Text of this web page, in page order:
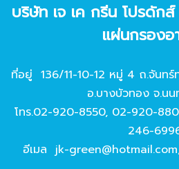
บริษัท เจ เค กรีน โปรดัก
แผ่นกรองอ
ที่อยู่ 136/11-10-12 หมู่ 4 ถ.จันท
อ.บางบัวทอง จ.นน
โทร.02-920-8550, 02-920-
246-
อีเมล jk-green@hotmail.com